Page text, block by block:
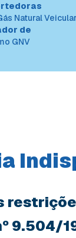
Natural Veicular
de
GNV
9.504/